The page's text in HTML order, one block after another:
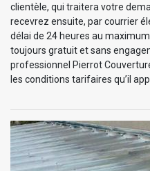
clientèle, qui traitera votre
recevrez ensuite, par courrier
délai de 24 heures au
toujours gratuit et sans
professionnel Pierrot
les conditions tarifaires qu’il